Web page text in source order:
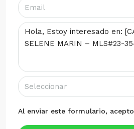
Seleccionar
Al enviar este formulario, acepto